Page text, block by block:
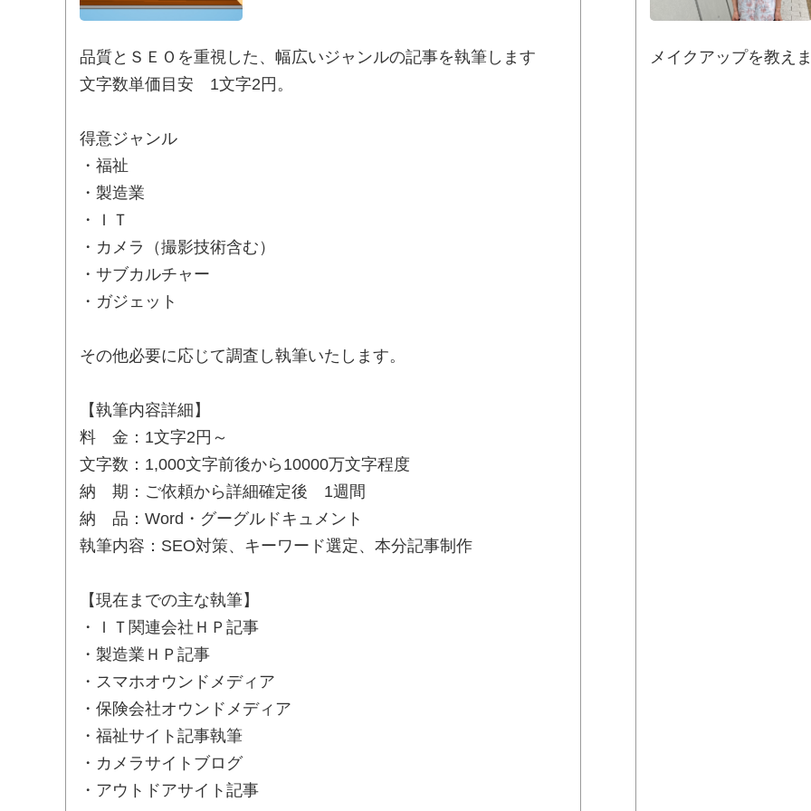
品質とＳＥＯを重視した、幅広いジャンルの記事を執筆します
文字数単価目安 1文字2円。
得意ジャンル
・福祉
・製造業
・ＩＴ
・カメラ（撮影技術含む）
・サブカルチャー
・ガジェット
その他必要に応じて調査し執筆いたします。
【執筆内容詳細】
料 金：1文字2円～
文字数：1,000文字前後から10000万文字程度
納 期：ご依頼から詳細確定後 1週間
納 品：Word・グーグルドキュメント
執筆内容：SEO対策、キーワード選定、本分記事制作
【現在までの主な執筆】
・ＩＴ関連会社ＨＰ記事
・製造業ＨＰ記事
・スマホオウンドメディア
・保険会社オウンドメディア
・福祉サイト記事執筆
・カメラサイトブログ
・アウトドアサイト記事
メイクアップを教え